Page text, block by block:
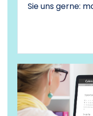
Sie uns gerne: